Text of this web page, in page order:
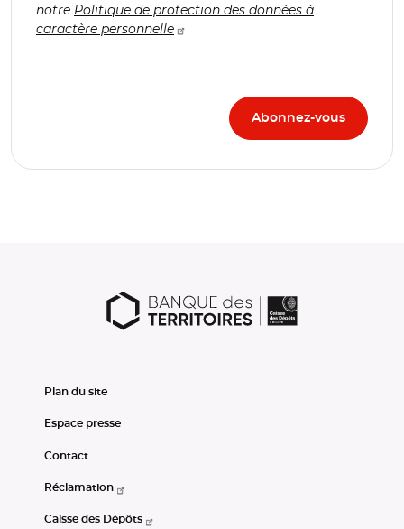
notre Politique de protection des données à
caractère personnelle
Plan du site
Espace presse
Contact
Réclamation
Caisse des Dépôts